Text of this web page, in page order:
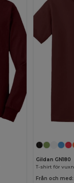
Gildan GN180
T-shirt för
Från och med: